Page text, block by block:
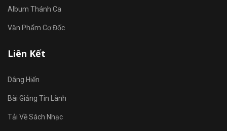
Album Thánh Ca
Văn Phẩm Cơ Đốc
Liên Kết
Dâng Hiến
Bài Giảng Tin Lành
Tải Về Sách Nhạc